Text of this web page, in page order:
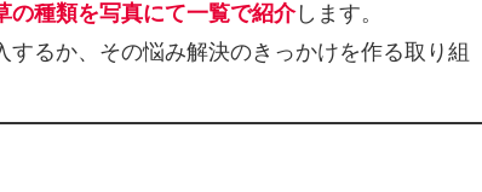
の種類を写真にて一覧で紹介します。
るか、その悩み解決のきっかけを作る取り組